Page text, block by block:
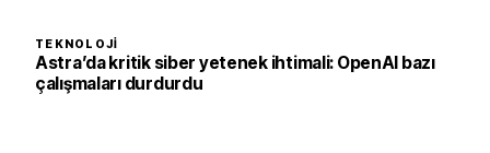
TEKNOLOJI
Astra’da kritik siber yetenek ihtimali: OpenAI bazı
çalışmaları durdurdu